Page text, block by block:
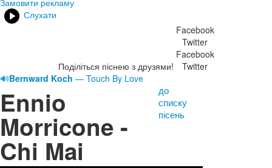
Слухати
Поділіться піснею з друзями!
Facebook
Twitter
Facebook
Twitter
🔊Bernward Koch — Touch By Love
Ennio
Morricone -
Chi Mai
до
списку
пісень